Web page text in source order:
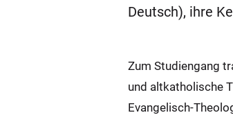
Deutsch), ihre
Zum Studiengang
und altkatholische
Evangelisch-